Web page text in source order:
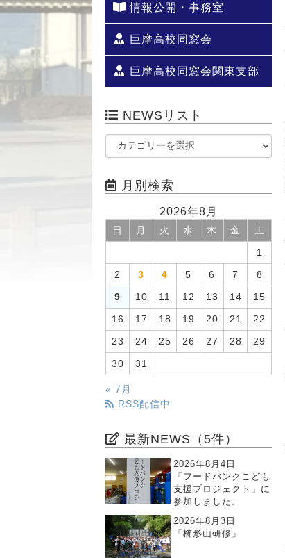
情報公開・事務室
巨摩高校同窓会
巨摩高校同窓会関東支部
NEWSリスト
月別検索
2026年8月
日 月 火 水 木 金 土
1
2 3 4 5 6 7 8
9 10 11 12 13 14 15
16 17 18 19 20 21 22
23 24 25 26 27 28 29
30 31
« 7月
RSS配信中
最新NEWS（5件）
2026年8月4日
「フードバンクこども
支援プロジェクト」に
参加しました。
2026年8月3日
「櫛形山研修」